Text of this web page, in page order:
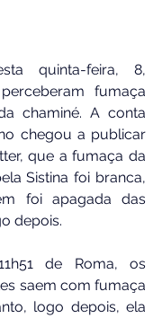
quinta-feira, 8,
fumaça
chaminé. A conta
chegou a publicar
que a fumaça da
Sistina foi branca,
foi apagada das
depois.
de Roma, os
saem com fumaça
logo depois, ela